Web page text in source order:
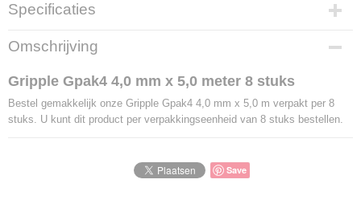
Specificaties
Productcode
LBS - FG506
EAN code
5038006012470
Omschrijving
Gripple Gpak4 4,0 mm x 5,0 meter 8 stuks
Bestel gemakkelijk onze Gripple Gpak4 4,0 mm x 5,0 m verpakt per 8
stuks. U kunt dit product per verpakkingseenheid van 8 stuks bestellen.
Save